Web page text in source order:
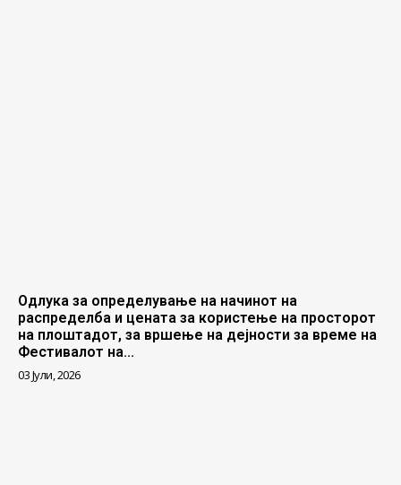
Одлука за определување на начинот на
распределба и цената за користење на просторот
на плоштадот, за вршење на дејности за време на
Фестивалот на...
03 Јули, 2026